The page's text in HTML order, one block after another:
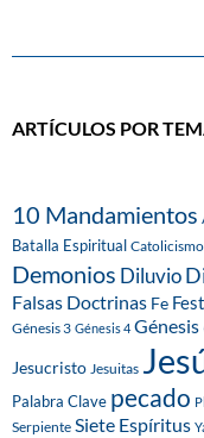
ARTÍCULOS POR
10 Mandamientos
Batalla Espiritual Catolicismo
Demonios Diluvio
Falsas Doctrinas Fe
Génesis 3 Génesis 4 Génesis
Jesucristo Jesuitas
Palabra Clave pecado
Serpiente Siete Espíritus